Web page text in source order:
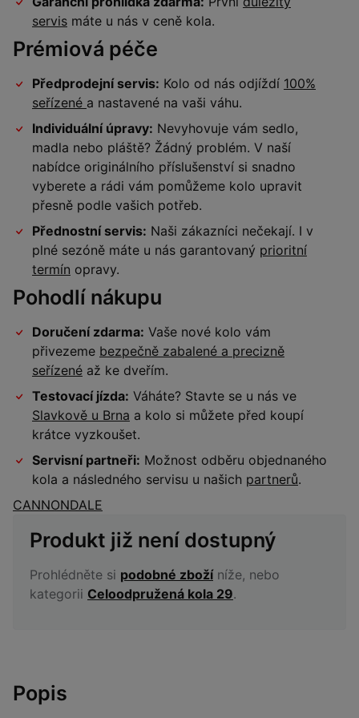
servis máte u nás v ceně kola.
Prémiová péče
Předprodejní servis: Kolo od nás odjíždí 100%
seřízené a nastavené na vaši váhu.
Individuální úpravy: Nevyhovuje vám sedlo,
madla nebo pláště? Žádný problém. V naší
nabídce originálního příslušenství si snadno
vyberete a rádi vám pomůžeme kolo upravit
přesně podle vašich potřeb.
Přednostní servis: Naši zákazníci nečekají. I v
plné sezóně máte u nás garantovaný prioritní
termín opravy.
Pohodlí nákupu
Doručení zdarma: Vaše nové kolo vám
přivezeme bezpečně zabalené a precizně
seřízené až ke dveřím.
Testovací jízda: Váháte? Stavte se u nás ve
Slavkově u Brna a kolo si můžete před koupí
krátce vyzkoušet.
Servisní partneři: Možnost odběru objednaného
kola a následného servisu u našich partnerů.
CANNONDALE
Produkt již není dostupný
Prohlédněte si podobné zbožíníže, nebo
kategorii Celoodpružená kola 29.
Popis